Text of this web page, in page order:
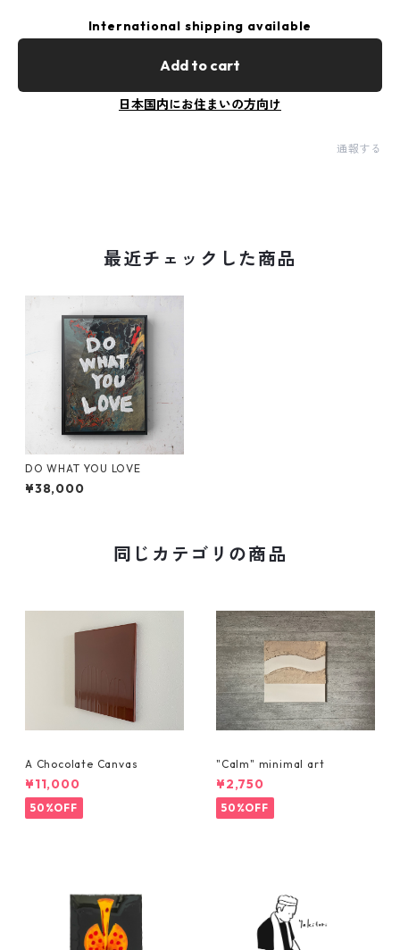
International shipping available
Add to cart
日本国内にお住まいの方向け
通報する
最近チェックした商品
DO WHAT YOU LOVE
¥38,000
同じカテゴリの商品
A Chocolate Canvas
¥11,000
50%OFF
"Calm" minimal art
¥2,750
50%OFF